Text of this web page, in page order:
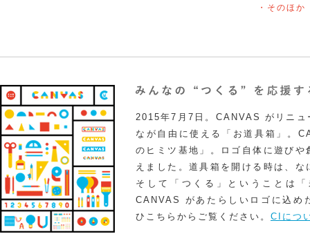
・そのほか
2015年7月7日。CANVAS がリニュ
なが自由に使える「お道具箱」。
のヒミツ基地」。ロゴ自体に遊び
えました。道具箱を開ける時は、
そして「つくる」ということは
CANVAS があたらしいロゴに込め
ひこちらからご覧ください。 CIにつ